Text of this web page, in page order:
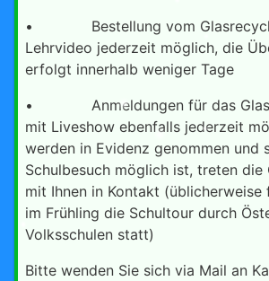
• Bestellung vom
Lehrvideo jederzeit möglich, die
erfolgt innerhalb weniger Tage
• Anmeldungen für das
mit Liveshow ebenfalls jederzeit
werden in Evidenz genommen und
Schulbesuch möglich ist, treten die
mit Ihnen in Kontakt
im Frühling die Schultour durch
Volksschulen statt)
Bitte wenden Sie sich via Mail an